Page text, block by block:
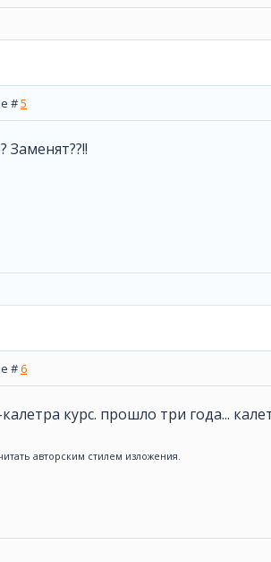
#5
Заменят??!!
#6
курс. прошло три года...
авторским стилем изложения.